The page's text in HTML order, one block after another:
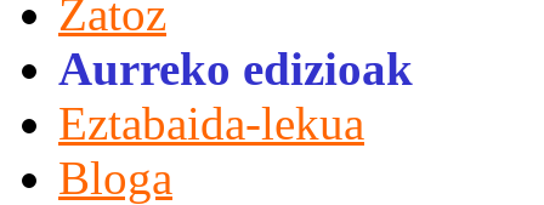
Zatoz
Aurreko edizioak
Eztabaida-lekua
Bloga